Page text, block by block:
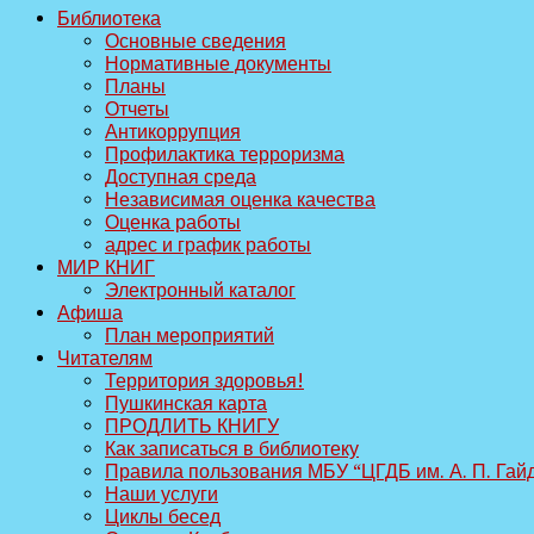
Библиотека
Основные сведения
Нормативные документы
Планы
Отчеты
Антикоррупция
Профилактика терроризма
Доступная среда
Независимая оценка качества
Оценка работы
адрес и график работы
МИР КНИГ
Электронный каталог
Афиша
План мероприятий
Читателям
Территория здоровья!
Пушкинская карта
ПРОДЛИТЬ КНИГУ
Как записаться в библиотеку
Правила пользования МБУ “ЦГДБ им. А. П.
Наши услуги
Циклы бесед